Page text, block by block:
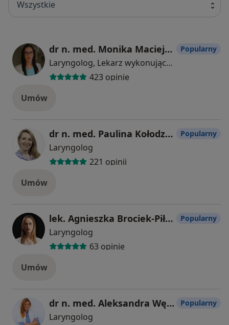
Wszystkie
dr n. med. Monika Maciejewska-Marciniak
Laryngolog, Lekarz wykonujący zabiegi medycyny estetycznej
423 opinie
Popularny
Umów
dr n. med. Paulina Kołodziejczyk
Laryngolog
221 opinii
Popularny
Umów
lek. Agnieszka Brociek-Piłczyńska
Laryngolog
63 opinie
Popularny
Umów
dr n. med. Aleksandra Wężyk
Laryngolog
Popularny